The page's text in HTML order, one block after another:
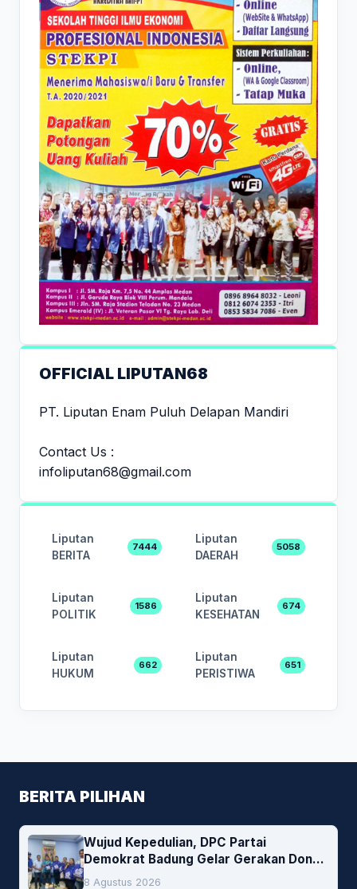
OFFICIAL LIPUTAN68
PT. Liputan Enam Puluh Delapan Mandiri
Contact Us :
infoliputan68@gmail.com
Liputan
BERITA
7444
Liputan
DAERAH
5058
Liputan
POLITIK
1586
Liputan
KESEHATAN
674
Liputan
HUKUM
662
Liputan
PERISTIWA
651
BERITA PILIHAN
Wujud Kepedulian, DPC Partai
Demokrat Badung Gelar Gerakan Donor
Darah
8 Agustus 2026